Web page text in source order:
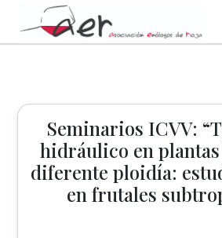
Seminarios ICVV:
hidráulico en plantas
diferente ploidía:
en frutales